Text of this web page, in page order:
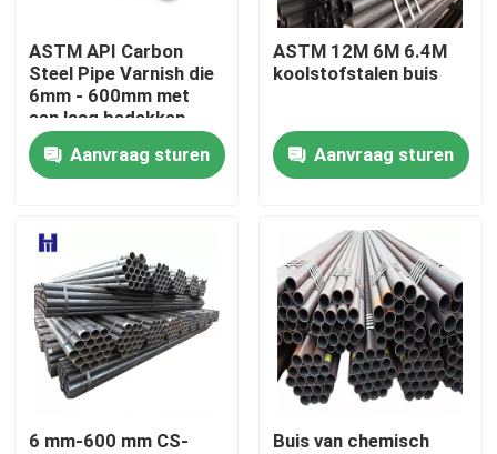
Fabrieksreis
Kwaliteitscontrole
Contacteer ons
Verzoek om een Citaat
Roestvrijstalen spiraalstrip
304 roestvrijstalen spoel
ASTM API Carbon
Steel Pipe Varnish die
6mm - 600mm met
een laag bedekken
Aanvraag sturen
ASTM 12M 6M 6.4M
koolstofstalen buis
Aanvraag sturen
6 mm-600 mm CS-
Buis van chemisch